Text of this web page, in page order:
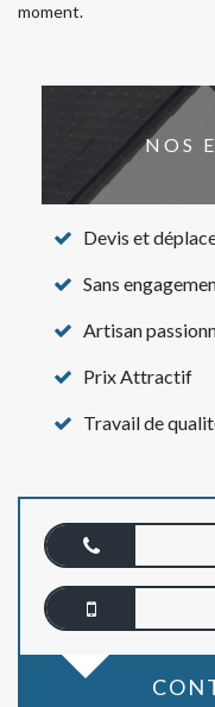
moment.
NOS
Devis et
Sans
Artisan
Prix Attractif
Travail de